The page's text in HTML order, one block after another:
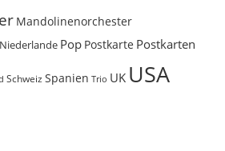
Mandolinenorchester
Niederlande Pop Postkarte Postkarten
Schweiz Spanien Trio UK USA